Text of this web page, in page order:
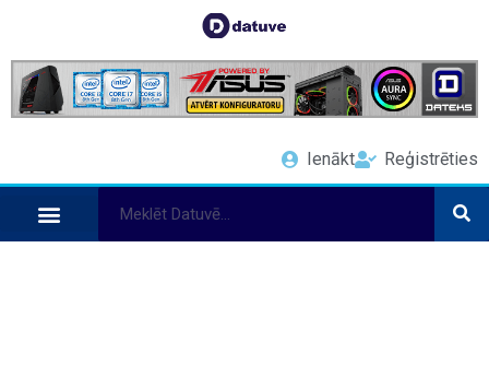
Ienākt Reģistrēties